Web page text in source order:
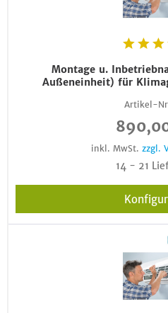
Montage u.
Außeneinheit) für
Artikel-
inkl. MwSt. zzgl.
14 - 21